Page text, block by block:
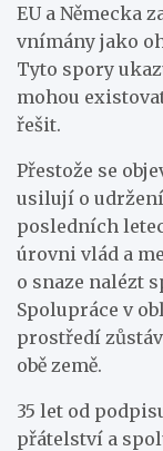
EU a Německa
vnímány jako
Tyto spory
mohou
řešit.
Přestože se
usilují o
posledních
úrovni vlád a
o snaze nalézt
Spolupráce v
prostředí
obě země.
35 let od
přátelství a